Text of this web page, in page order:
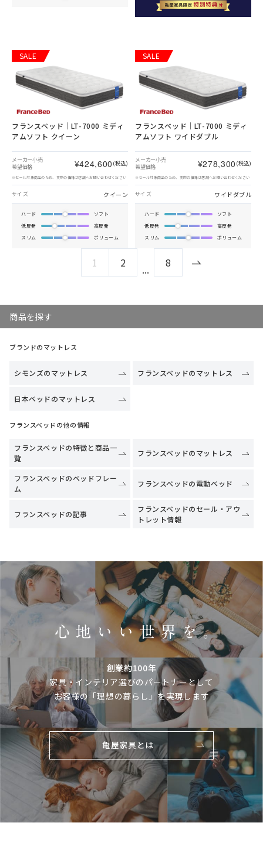
SALE
フランスベッド｜LT-7000 ミディ
アムソフト クイーン
メーカー小売
希望価格
¥424,600 (税込)
※セール対象商品のため、実際の価格は店舗へお問い合わせください
サイズ クイーン
ハード
ソフト
低反発
高反発
スリム
ボリューム
SALE
フランスベッド｜LT-7000 ミディ
アムソフト ワイドダブル
メーカー小売
希望価格
¥278,300 (税込)
※セール対象商品のため、実際の価格は店舗へお問い合わせください
サイズ ワイドダブル
ハード
ソフト
低反発
高反発
スリム
ボリューム
1 2 ... 8
商品を探す
ブランドのマットレス
シモンズのマットレス フランスベッドのマットレス
日本ベッドのマットレス
フランスベッドの他の情報
フランスベッドの特徴と商品一
覧
フランスベッドのマットレス
フランスベッドのベッドフレー
ム
フランスベッドの電動ベッド
フランスベッドの記事
フランスベッドのセール・アウ
トレット情報
創業約100年
家具・インテリア選びのパートナーとして
お客様の「理想の暮らし」を実現します
亀屋家具とは